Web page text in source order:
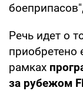
Речь идет о
приобретено
рамках
за рубежом